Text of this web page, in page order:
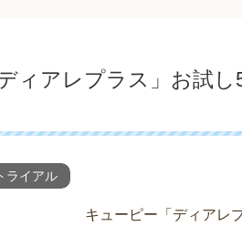
ィアレプラス」お試し
ライアル
キューピー「ディアレ